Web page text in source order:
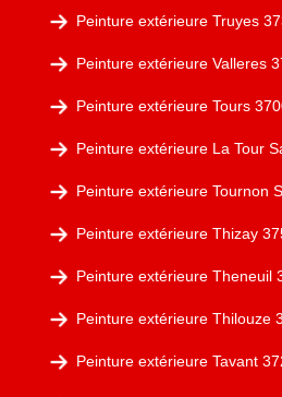
Peinture extérieure Truyes
Peinture extérieure Valleres
Peinture extérieure Tours
Peinture extérieure La Tour
Peinture extérieure Tournon
Peinture extérieure Thizay
Peinture extérieure Theneuil
Peinture extérieure Thilouze
Peinture extérieure Tavant